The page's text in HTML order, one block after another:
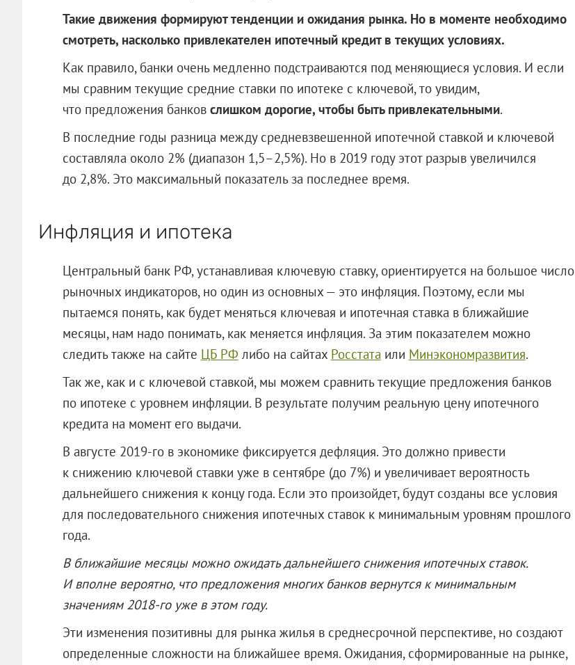
Такие движения формируют тенденции и ожидания рынка. Но в моменте необходимо
смотреть, насколько привлекателен ипотечный кредит в текущих условиях.
Как правило, банки очень медленно подстраиваются под меняющиеся условия. И если
мы сравним текущие средние ставки по ипотеке с ключевой, то увидим,
что предложения банков слишком дорогие, чтобы быть привлекательными.
В последние годы разница между средневзвешенной ипотечной ставкой и ключевой
составляла около 2% (диапазон 1,5–2,5%). Но в 2019 году этот разрыв увеличился
до 2,8%. Это максимальный показатель за последнее время.
Инфляция и ипотека
Центральный банк РФ, устанавливая ключевую ставку, ориентируется на большое число
рыночных индикаторов, но один из основных — это инфляция. Поэтому, если мы
пытаемся понять, как будет меняться ключевая и ипотечная ставка в ближайшие
месяцы, нам надо понимать, как меняется инфляция. За этим показателем можно
следить также на сайте ЦБ РФ либо на сайтах Росстата или Минэкономразвития.
Так же, как и с ключевой ставкой, мы можем сравнить текущие предложения банков
по ипотеке с уровнем инфляции. В результате получим реальную цену ипотечного
кредита на момент его выдачи.
В августе 2019-го в экономике фиксируется дефляция. Это должно привести
к снижению ключевой ставки уже в сентябре (до 7%) и увеличивает вероятность
дальнейшего снижения к концу года. Если это произойдет, будут созданы все условия
для последовательного снижения ипотечных ставок к минимальным уровням прошлого
года.
В ближайшие месяцы можно ожидать дальнейшего снижения ипотечных ставок.
И вполне вероятно, что предложения многих банков вернутся к минимальным
значениям 2018-го уже в этом году.
Эти изменения позитивны для рынка жилья в среднесрочной перспективе, но создают
определенные сложности на ближайшее время. Ожидания, сформированные на рынке,